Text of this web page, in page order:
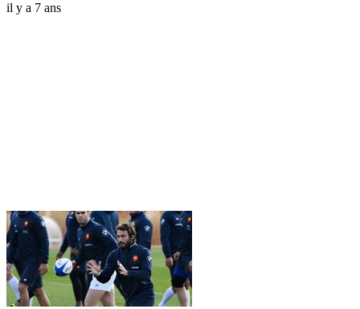
il y a 7 ans